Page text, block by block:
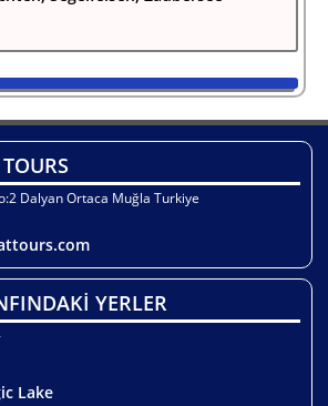
Dalyan Ortaca Muğla Turkiye
YERLER
Lake